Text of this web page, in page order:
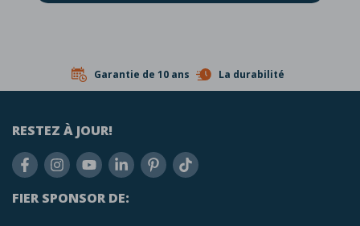
Garantie de 10 ans La durabilité
RESTEZ À JOUR!
FIER SPONSOR DE: